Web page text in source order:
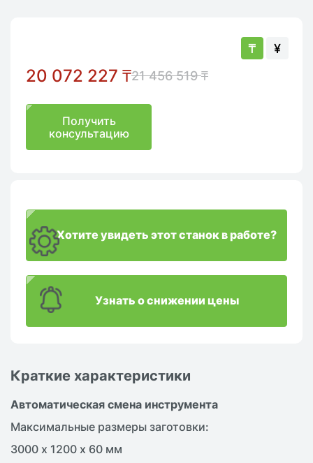
Краткие характеристики
Автоматическая смена инструмента
Максимальные размеры заготовки:
3000 х 1200 х 60 мм
₸ ¥
20 072 227 ₸21 456 519 ₸
Получить
консультацию
Хотите увидеть этот станок в работе?
Узнать о снижении цены